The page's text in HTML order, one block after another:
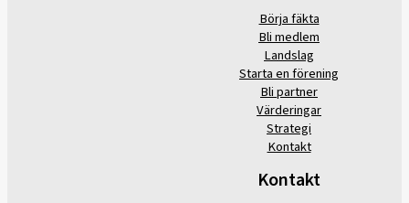
Börja fäkta
Bli medlem
Landslag
Starta en förening
Bli partner
Värderingar
Strategi
Kontakt
Kontakt